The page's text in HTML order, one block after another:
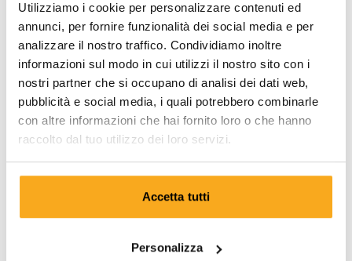
Utilizziamo i cookie per personalizzare contenuti ed
annunci, per fornire funzionalità dei social media e per
analizzare il nostro traffico. Condividiamo inoltre
informazioni sul modo in cui utilizzi il nostro sito con i
nostri partner che si occupano di analisi dei dati web,
pubblicità e social media, i quali potrebbero combinarle
con altre informazioni che hai fornito loro o che hanno
raccolto dal tuo utilizzo dei loro servizi.
Accetta tutti
Personalizza